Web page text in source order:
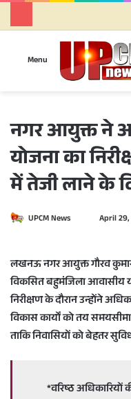
Menu
नगर आयुक्त ने
योजना का
में तेजी लाने के
UPCM News
d
a
n
e
m
l
April
लखनऊ नगर आयुक्त गौरव कुमार
विकसित बहुमंजिला आवासीय
निरीक्षण के दौरान उन्होंने
विकास कार्यों को तय
ताकि निवासियों को बेहतर
*वरिष्ठ अधिकारियों